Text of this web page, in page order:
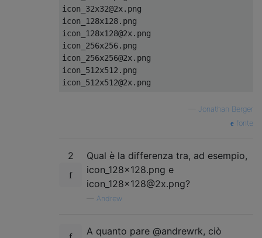
icon_32x32@2x.png
icon_128x128.png
icon_128x128@2x.png
icon_256x256.png
icon_256x256@2x.png
icon_512x512.png
Jonathan Berger
fonte
2
Qual è la differenza tra, ad esempio,
icon_128x128.png e
icon_128x128@2x.png?
Andrew
A quanto pare @andrewrk, ciò